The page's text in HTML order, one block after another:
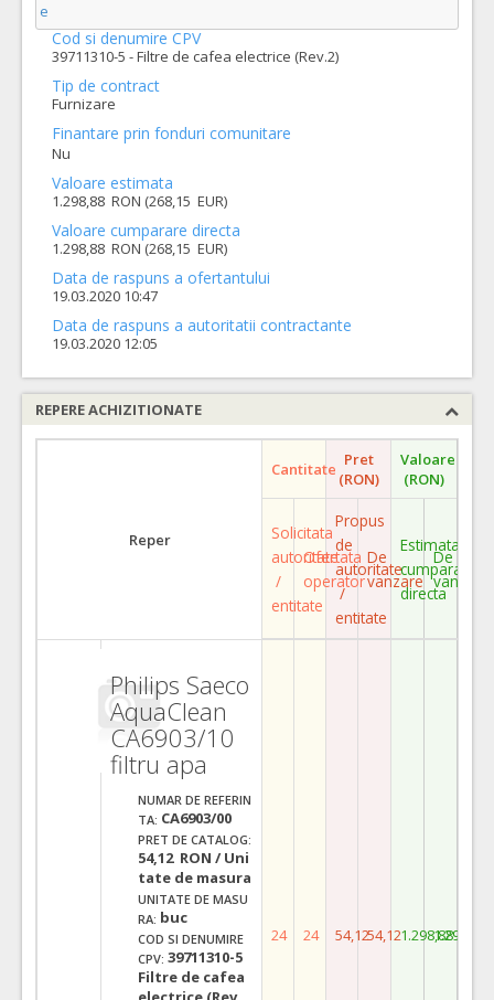
e
Cod si denumire CPV
39711310-5 - Filtre de cafea electrice (Rev.2)
Tip de contract
Furnizare
Finantare prin fonduri comunitare
Nu
Valoare estimata
1.298,88 RON (268,15 EUR)
Valoare cumparare directa
1.298,88 RON (268,15 EUR)
Data de raspuns a ofertantului
19.03.2020 10:47
Data de raspuns a autoritatii contractante
19.03.2020 12:05
REPERE ACHIZITIONATE
Reper
Cantitate Pret
(RON)
Valoare
(RON)
Solicitata
autoritate
/
entitate
Ofertata
operator
Propus
de
autoritate
/
entitate
De
vanzare
Estimata
cumparare
directa
De
vanzare
Philips Saeco
AquaClean
CA6903/10
filtru apa
NUMAR DE REFERIN
TA: CA6903/00
PRET DE CATALOG:
54,12 RON / Uni
tate de masura
UNITATE DE MASU
RA: buc
COD SI DENUMIRE
CPV: 39711310-5
Filtre de cafea
24 24 54,1254,121.298,881.298,88